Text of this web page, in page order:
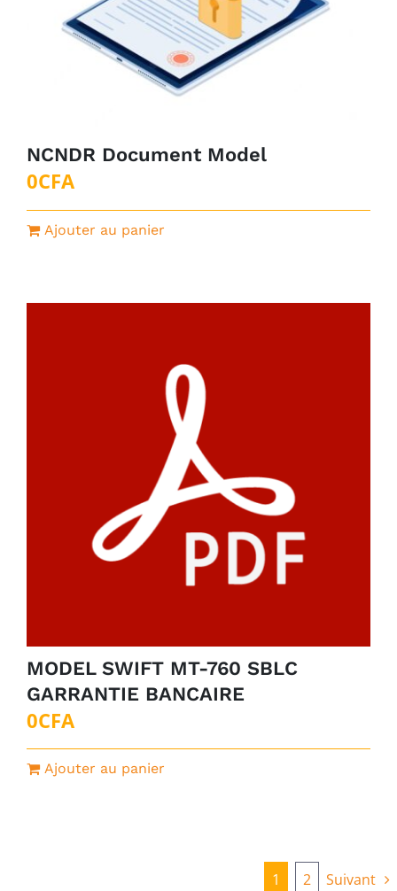
NCNDR Document Model
0CFA
Ajouter au panier
MODEL SWIFT MT-760 SBLC
GARRANTIE BANCAIRE
0CFA
Ajouter au panier
1 2 Suivant